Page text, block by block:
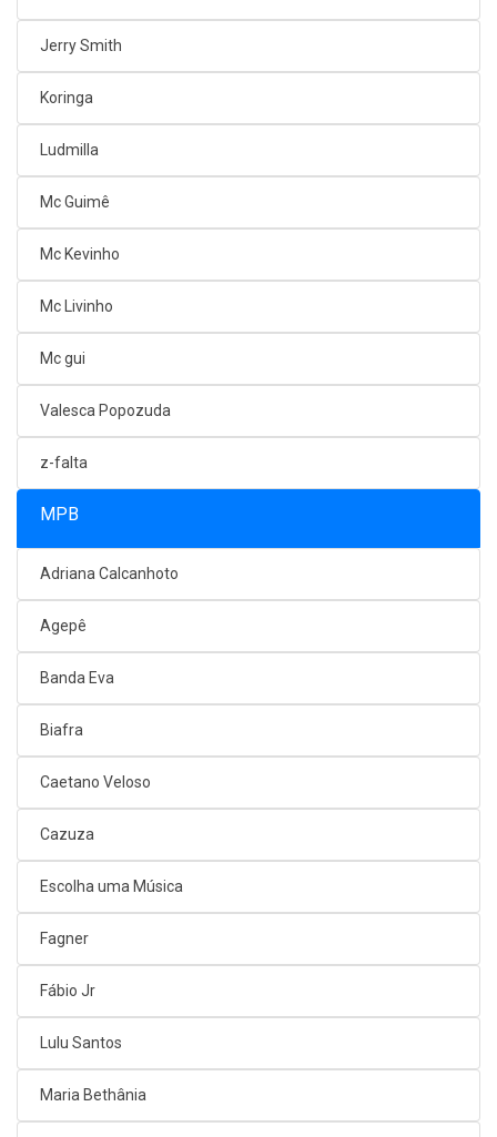
Jerry Smith
Koringa
Ludmilla
Mc Guimê
Mc Kevinho
Mc Livinho
Mc gui
Valesca Popozuda
z-falta
MPB
Adriana Calcanhoto
Agepê
Banda Eva
Biafra
Caetano Veloso
Cazuza
Escolha uma Música
Fagner
Fábio Jr
Lulu Santos
Maria Bethânia